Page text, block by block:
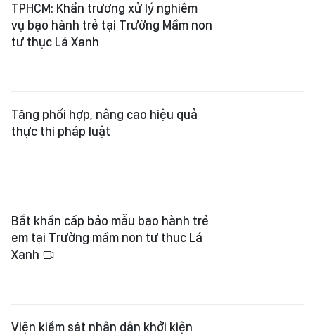
TPHCM: Khẩn trương xử lý nghiêm
vụ bạo hành trẻ tại Trường Mầm non
tư thục Lá Xanh
Tăng phối hợp, nâng cao hiệu quả
thực thi pháp luật
Bắt khẩn cấp bảo mẫu bạo hành trẻ
em tại Trường mầm non tư thục Lá
Xanh
Viện kiểm sát nhân dân khởi kiện